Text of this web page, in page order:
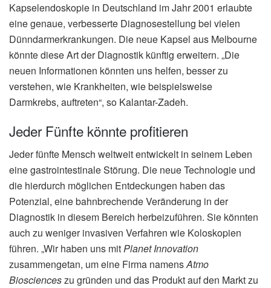
Kapselendoskopie in Deutschland im Jahr 2001 erlaubte
eine genaue, verbesserte Diagnosestellung bei vielen
Dünndarmerkrankungen. Die neue Kapsel aus Melbourne
könnte diese Art der Diagnostik künftig erweitern. „Die
neuen Informationen könnten uns helfen, besser zu
verstehen, wie Krankheiten, wie beispielsweise
Darmkrebs, auftreten“, so Kalantar-Zadeh.
Jeder Fünfte könnte profitieren
Jeder fünfte Mensch weltweit entwickelt in seinem Leben
eine gastrointestinale Störung. Die neue Technologie und
die hierdurch möglichen Entdeckungen haben das
Potenzial, eine bahnbrechende Veränderung in der
Diagnostik in diesem Bereich herbeizuführen. Sie könnten
auch zu weniger invasiven Verfahren wie Koloskopien
führen. „Wir haben uns mitPlanet Innovation
zusammengetan, um eine Firma namensAtmo
Bioscienceszu gründen und das Produkt auf den Markt zu